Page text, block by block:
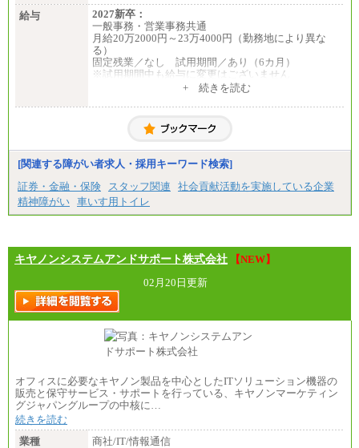
①月給227,000円以上
②月給212,000円以上
③月給172,500円以上
④月給23万円～37万円
⑤月給20万円～25万円
⑥月給33万円～48万円
⑦月給271,000円以上
⑧～⑮月給200,000円〜月給400,000円
⑯月給185,000円以上
⑱月給212,000円以上
以上
⑳月給205,000円以上
㉑月給185,000 円以上
㉒月給185,000 円以上
㉓月給224,500円以上
※全コース共通※ 能力・経験・勤務地などにより
給与
2027新卒：
一般事務・営業事務共通
月給20万2000円～23万4000円（勤務地により異な
る）
固定残業／なし 試用期間／あり（6カ月）
※試用期間中も給与に変更はございません
月給20万2000円～23万4000円（勤務地により異な
固定残業／なし 試用期間／あり（6か月）
+ 続きを読む
[関連する障がい者求人・採用キーワード検索]
証券・金融・保険
スタッフ関連
社会貢献活動を実施している企業
精神障がい 車いす用トイレ
キヤノンシステムアンドサポート株式会社
【NEW】
02月20日更新
オフィスに必要なキヤノン製品を中心としたITソリューション機器の
販売と保守サービス・サポートを行っている、キヤノンマーケティン
グジャパングループの中核に…
続きを読む
業種
商社/IT/情報通信